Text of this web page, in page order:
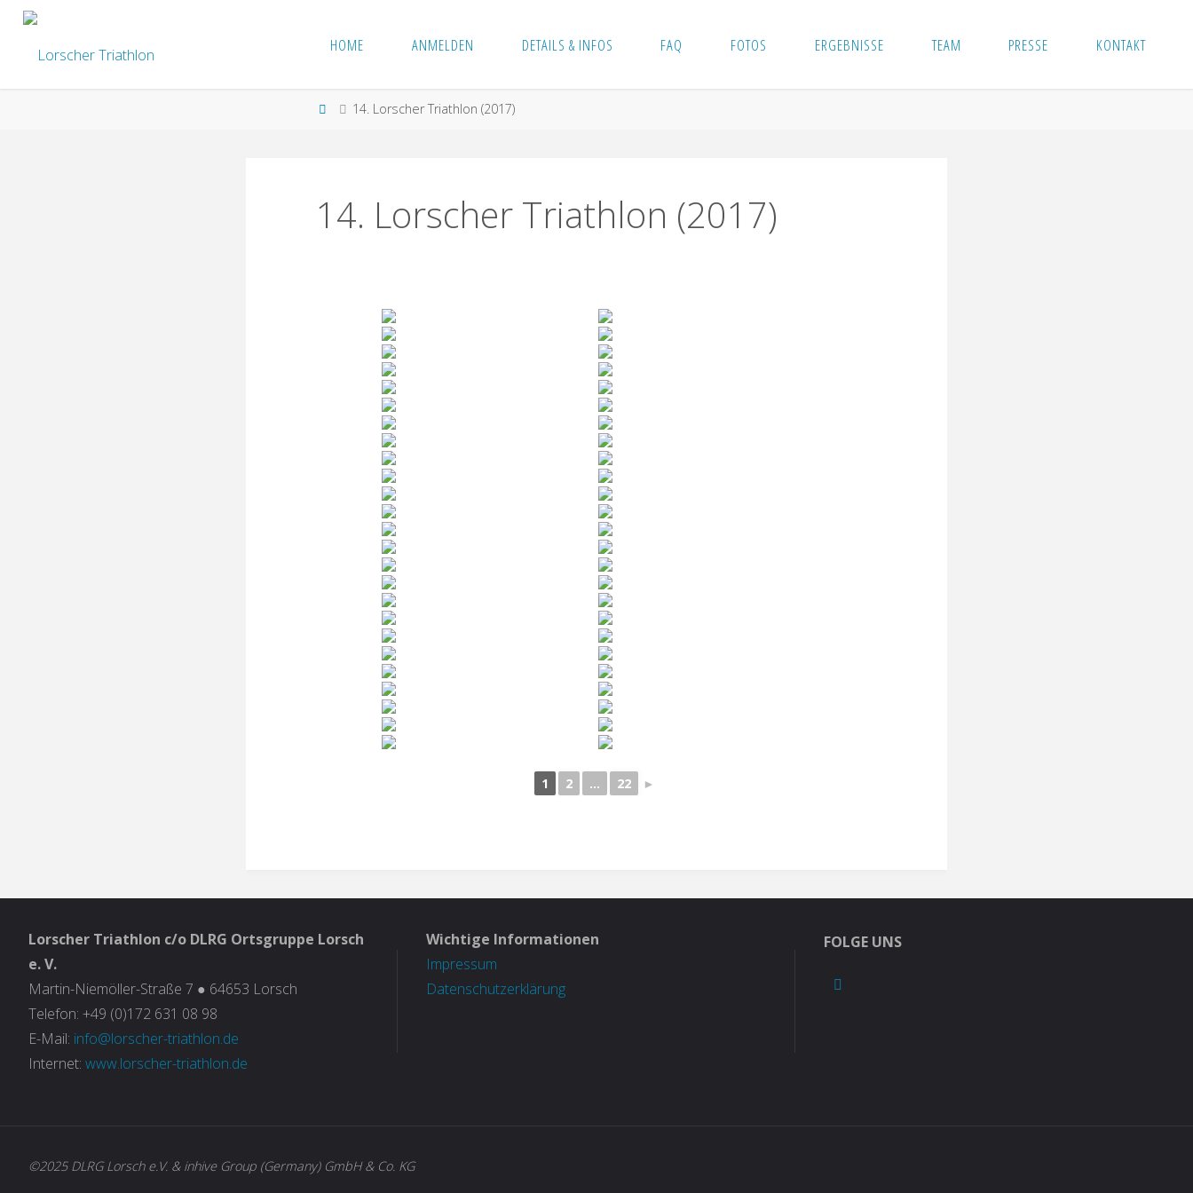
Skip
content
TRIATHLON
HOME ANMELDEN DETAILS & INFOS FAQ FOTOS ERGEBNISSE TEAM PRESSE KONTAKT
Home14. Lorscher Triathlon (2017)
14. Lorscher Triathlon (2017)
1 2 ... 22 ►
Lorscher Triathlon c/o DLRG Ortsgruppe Lorsch
e. V.
Martin-Niemöller-Straße 7 ● 64653 Lorsch
Telefon: +49 (0)172 631 08 98
E-Mail: info@lorscher-triathlon.de
Internet: www.lorscher-triathlon.de
Wichtige Informationen
Impressum
Datenschutzerklärung
FOLGE UNS
©2025 DLRG Lorsch e.V. & inhive Group (Germany) GmbH & Co. KG